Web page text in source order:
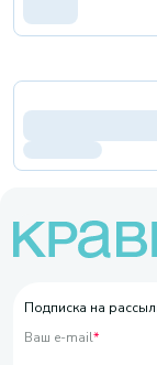
Подписка на
Ваш e-mail*